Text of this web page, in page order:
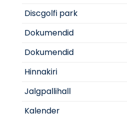
Discgolfi park
Dokumendid
Dokumendid
Hinnakiri
Jalgpallihall
Kalender